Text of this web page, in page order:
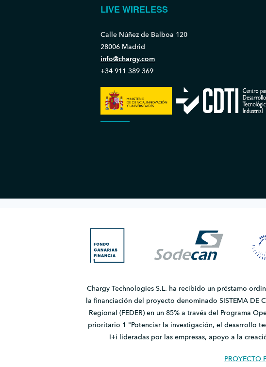
LIVE WIRELESS
Calle Núñez de Balboa 120
28006 Madrid
info@chargy.com
+34 911 389 369
Chargy Technologies S.L. ha recibido un préstamo
la financiación del proyecto denominado SISTEMA DE
Regional (FEDER) en un 85% a través del Programa
prioritario 1 "Potenciar la investigación, el desarrollo
I+i lideradas por las empresas, apoyo a la
PROYECTO